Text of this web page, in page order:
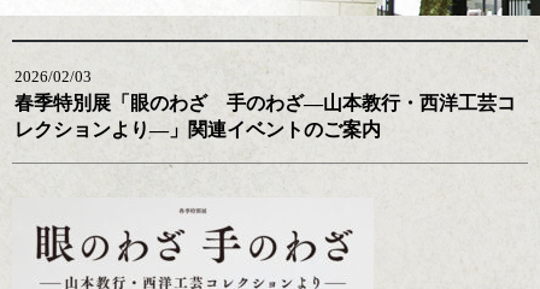
2026/02/03
春季特別展「眼のわざ 手のわざ―山本教行・西洋工芸コ
レクションより―」関連イベントのご案内